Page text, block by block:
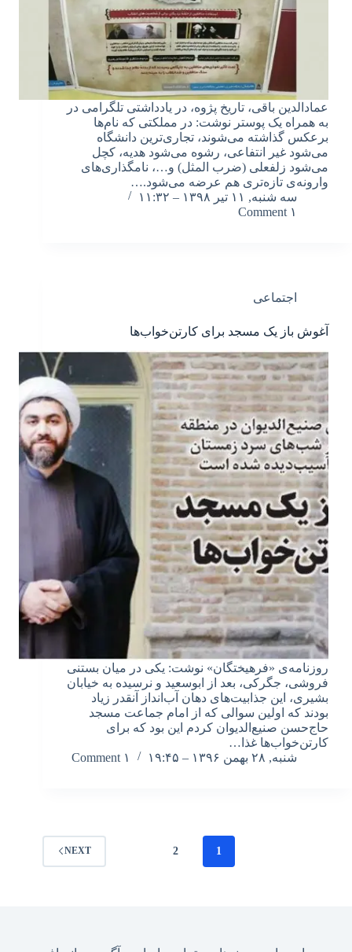
عمادالدین باقی، تاریخ پژوه، در یادداشتی تلگرامی در
به همراه یک پوستر نوشت: در مملکتی که نام‌ها
برعکس گذاشته می‌شوند، تجاری‌ترین دانشگاه
می‌شود غیر انتفاعی، رشوه می‌شود هدیه، کچل
می‌شود زلفعلی (ضرب المثل) و…، نامگذاری‌های
وارونه‌ی تازه‌تری هم عرضه می‌شود.…
سه شنبه, ۱۱ تیر ۱۳۹۸ – ۱۱:۳۲
۱ Comment
اجتماعی
آغوش باز یک مسجد برای کارتن‌خواب‌ها
روزنامه‌ی «فرهیختگان» نوشت: یکی در میان بستنی
فروشی، جگرکی، بعد از ابوسعید و نرسیده به خیابان
بشیری، این جذابیت‌های دهان آب‌انداز آنقدر زیاد
بودند که اولین سوالی که از امام جماعت مسجد
حاج‌حسن صنیع‌الدیوان کردم این بود که برای
کارتن‌خواب‌ها غذا…
شنبه, ۲۸ بهمن ۱۳۹۶ – ۱۹:۴۵
۱ Comment
1
2
NEXT